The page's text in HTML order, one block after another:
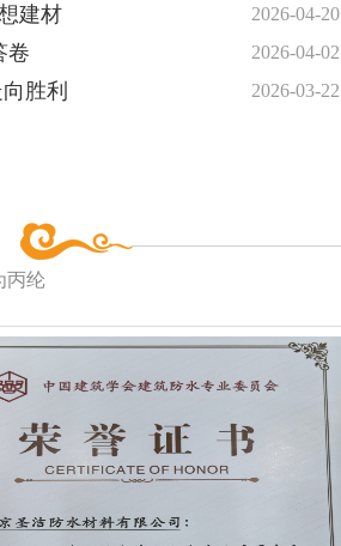
建材 2026-04-20
卷 2026-04-02
胜利 2026-03-22
丙纶